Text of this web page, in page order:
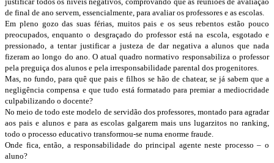
de final de ano servem, essencialmente, para avaliar os professores e as escolas.
Em pleno gozo das suas férias, muitos pais e os seus rebentos estão pouco
preocupados, enquanto o desgraçado do professor está na escola, esgotado e
pressionado, a tentar justificar a justeza de dar negativa a alunos que nada
fizeram ao longo do ano. O atual quadro normativo responsabiliza o professor
pela preguiça dos alunos e pela irresponsabilidade parental dos progenitores.
Mas, no fundo, para quê que pais e filhos se hão de chatear, se já sabem que a
negligência compensa e que tudo está formatado para premiar a mediocridade
culpabilizando o docente?
No meio de todo este modelo de servidão dos professores, montado para agradar
aos pais e alunos e para as escolas galgarem mais uns lugarzitos no ranking,
todo o processo educativo transformou-se numa enorme fraude.
Onde fica, então, a responsabilidade do principal agente neste processo – o
aluno?